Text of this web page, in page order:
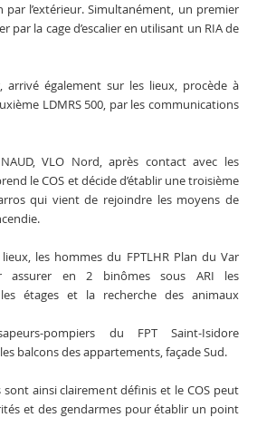
par l’extérieur. Simultanément, un premier
par la cage d’escalier en utilisant un RIA de
arrivé également sur les lieux, procède à
LDMRS 500, par les communications
VLO Nord, après contact avec les
le COS et décide d’établir une troisième
qui vient de rejoindre les moyens de
les hommes du FPTLHR Plan du Var
assurer en 2 binômes sous ARI les
les étages et la recherche des animaux
pompiers du FPT Saint-Isidore
balcons des appartements, façade Sud.
sont ainsi clairement définis et le COS peut
et des gendarmes pour établir un point